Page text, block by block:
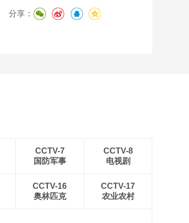
分享：
CCTV-7
国防军事
CCTV-8
电视剧
CCTV-16
奥林匹克
CCTV-17
农业农村